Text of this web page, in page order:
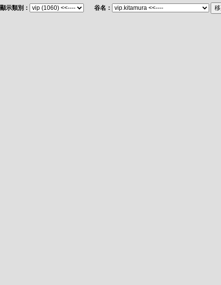
顯示類別： 谷名：